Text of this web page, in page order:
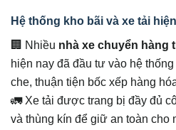
Hệ thống kho bãi và xe tải
🏢 Nhiều nhà xe chuyển hàng
hiện nay đã đầu tư vào hệ
che, thuận tiện bốc xếp hàng
🚛 Xe tải được trang bị đầy đủ
và thùng kín để giữ an toàn cho